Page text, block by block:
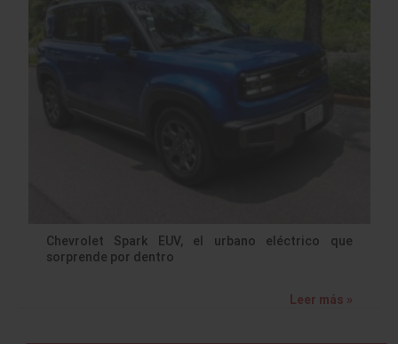
Chevrolet Spark EUV, el urbano eléctrico que
sorprende por dentro
Leer más »